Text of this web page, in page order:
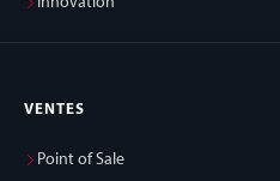
VENTES
Point of Sale